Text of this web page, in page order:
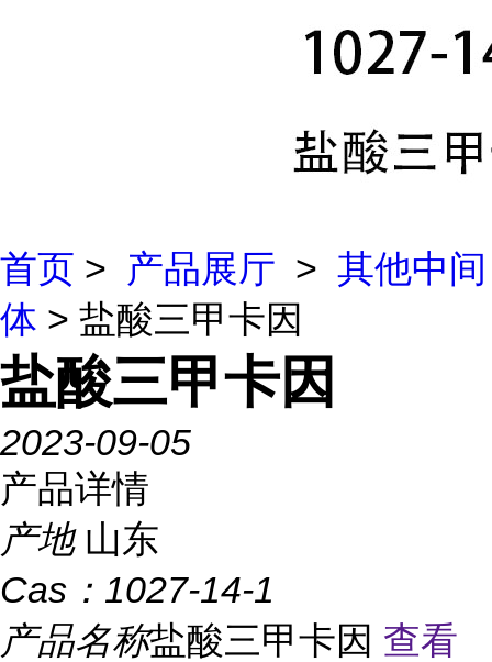
首页 > 产品展厅 > 其他中间
体 > 盐酸三甲卡因
盐酸三甲卡因
2023-09-05
产品详情
产地 山东
Cas： 1027-14-1
产品名称盐酸三甲卡因 查看